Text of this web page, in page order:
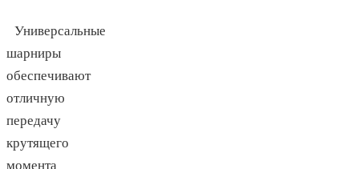
Универсальные
шарниры
обеспечивают
отличную
передачу
крутящего
момента